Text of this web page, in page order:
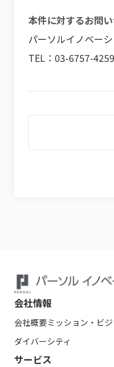
本件に対するお問
パーソルイノベー
TEL：03-6757-
会社情報
会社概要ミッション・ビ
ダイバーシティ
サービス